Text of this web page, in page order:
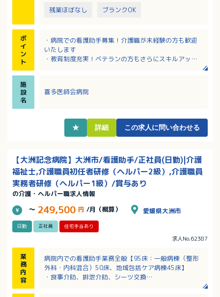
残業ほぼなし ブランクOK
ポ
イ
ン
ト
・病院での看護助手募集！介護職が未経験の方も歓迎
いたします
・教育制度充実！ベテランの方もさらにスキルアッ
躍されています
・残業少なめ、年間休日125日なのでワークライフバラ
施
設
名
喜多医師会病院
★ 詳細 この求人に問い合わせる
【大洲記念病院】大洲市/看護助手/正社員(日勤)|介護
福祉士,介護職員初任者研修（ヘルパー2級）,介護職員
実務者研修（ヘルパー1級）/賞与あり
の介護・ヘルパー職求人情報
～ 249,500 円 /月（概算） 愛媛県大洲市
日勤 正社員 住宅手当あり
求人No.62387
業
務
内
容
病院内での看護助手業務全般【95床：一般病棟（整形
外科・内科混合）50床、地域包括ケア病棟45床】
・食事介助、排泄介助、シーツ交換